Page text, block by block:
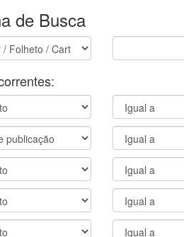
de Busca